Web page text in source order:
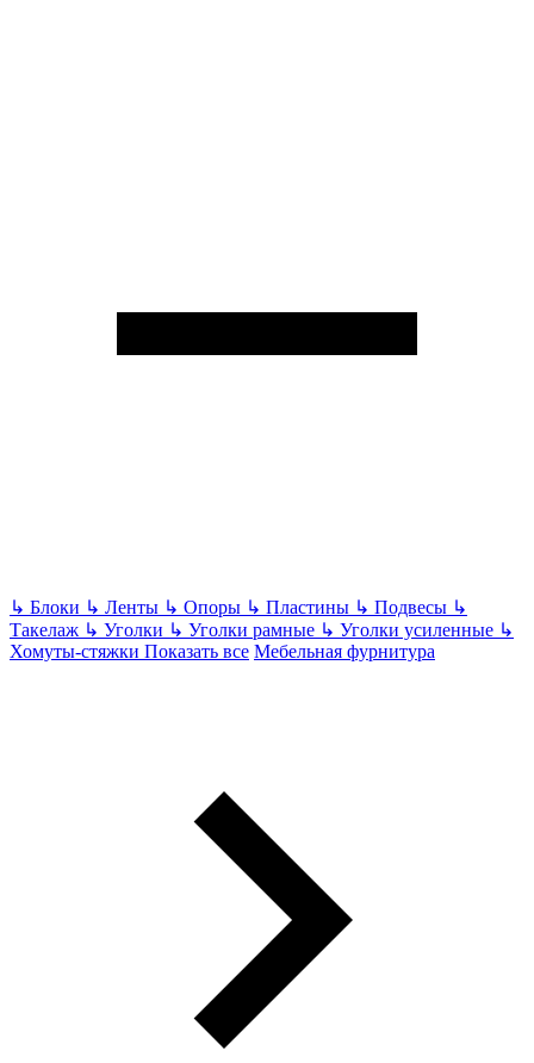
↳ Блоки ↳ Ленты ↳ Опоры ↳ Пластины ↳ Подвесы ↳
Такелаж ↳ Уголки ↳ Уголки рамные ↳ Уголки усиленные ↳
Хомуты-стяжки Показать все Мебельная фурнитура